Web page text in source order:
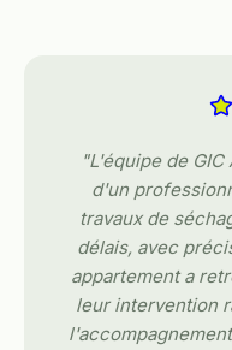
"L'équipe de
d'un
travaux de
délais, avec
appartement a
leur intervention